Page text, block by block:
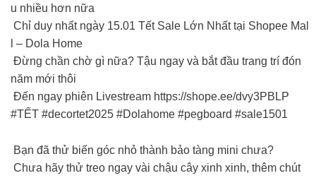
u nhiều hơn nữa
Chỉ duy nhất ngày 15.01 Tết Sale Lớn Nhất tại Shopee Mal
l – Dola Home
Đừng chần chờ gì nữa? Tậu ngay và bắt đầu trang trí đón
năm mới thôi
Đến ngay phiên Livestream https://shope.ee/dvy3PBLP
#TẾT #decortet2025 #Dolahome #pegboard #sale1501
Bạn đã thử biến góc nhỏ thành bảo tàng mini chưa?
Chưa hãy thử treo ngay vài chậu cây xinh xinh, thêm chút